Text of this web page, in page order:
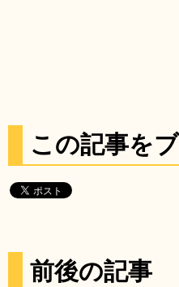
この記事を
前後の記事